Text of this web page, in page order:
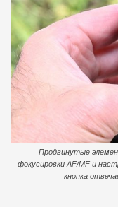
Продвинутые
фокусировки AF/MF и
кнопка